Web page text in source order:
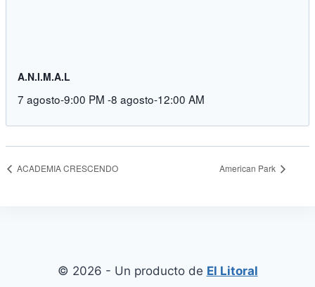
A.N.I.M.A.L
7 agosto-9:00 PM -8 agosto-12:00 AM
ACADEMIA CRESCENDO American Park
© 2026 - Un producto de El Litoral